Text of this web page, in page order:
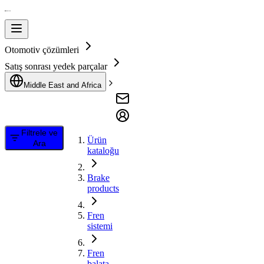
Otomotiv çözümleri
Satış sonrası yedek parçalar
Middle East and Africa
Filtrele ve
Ara
Ürün
kataloğu
Brake
products
Fren
sistemi
Fren